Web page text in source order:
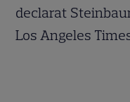
declarat
Los Angeles